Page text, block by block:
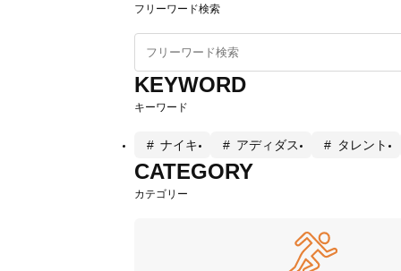
フリーワード検索
KEYWORD
キーワード
ナイキ アディダス タレント
CATEGORY
カテゴリー